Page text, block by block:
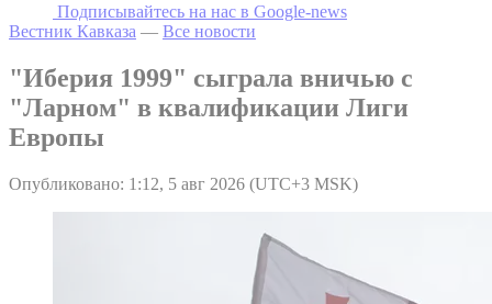
Подписывайтесь на наc в Google-news
Вестник Кавказа — Все новости
"Иберия 1999" сыграла вничью с
"Ларном" в квалификации Лиги
Европы
Опубликовано: 1:12, 5 авг 2026 (UTC+3 MSK)